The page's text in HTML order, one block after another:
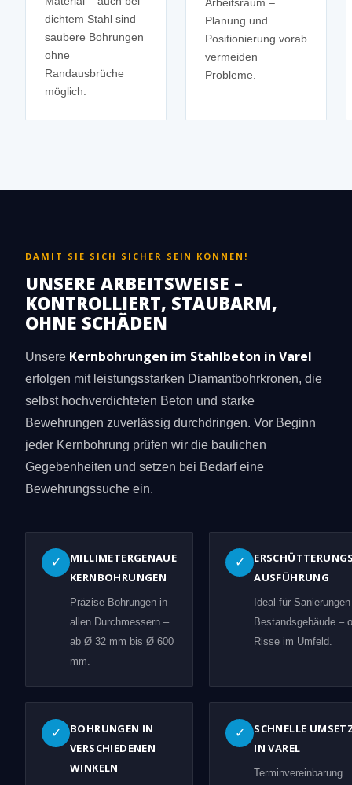
dichtem Stahl sind
saubere Bohrungen
ohne
Randausbrüche
möglich.
Planung und
Positionierung vorab
vermeiden
Probleme.
DAMIT SIE SICH SICHER SEIN KÖNNEN!
UNSERE ARBEITSWEISE –
KONTROLLIERT, STAUBARM,
OHNE SCHÄDEN
Unsere Kernbohrungen im Stahlbeton in Varel
erfolgen mit leistungsstarken Diamantbohrkronen, die
selbst hochverdichteten Beton und starke
Bewehrungen zuverlässig durchdringen. Vor Beginn
jeder Kernbohrung prüfen wir die baulichen
Gegebenheiten und setzen bei Bedarf eine
Bewehrungssuche ein.
✓
MILLIMETERGENAUE
KERNBOHRUNGEN
Präzise Bohrungen in
allen Durchmessern –
ab Ø 32 mm bis Ø 600
mm.
✓
AUSFÜHRUNG
Ideal für
Bestandsgebäude –
Risse im Umfeld.
✓
BOHRUNGEN IN
VERSCHIEDENEN
WINKELN
✓
SCHNELLE
IN VAREL
Terminvereinbarung